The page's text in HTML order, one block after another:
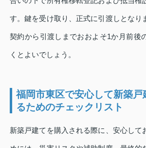
す。鍵を受け取り、正式に引渡しとなり
契約から引渡しまでおおよそ1か月前後
くとよいでしょう。
福岡市東区で安心して新築戸
るためのチェックリスト
新築戸建てを購入される際に、安心して